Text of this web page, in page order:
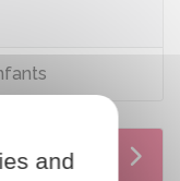
and